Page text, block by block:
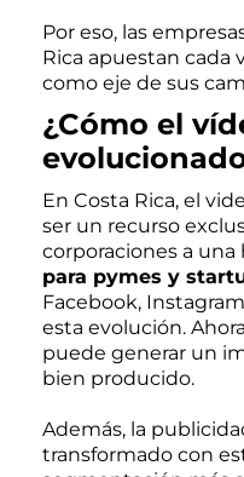
Por eso, las
Rica apuestan cada
como eje de sus
¿Cómo el
En Costa Rica, el
ser un recurso
corporaciones a una
para pymes y
Facebook,
esta evolución.
puede generar un
bien producido.
Además, la
transformado con